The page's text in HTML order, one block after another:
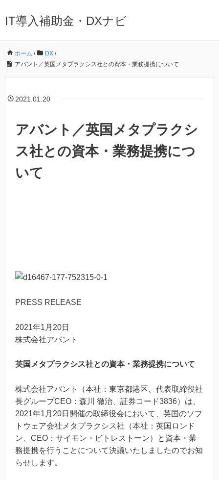
IT導入補助金・DXナビ
ホーム / DX /
アバント／英国メタプラクシス社との資本・業務提携について
2021.01.20
アバント／英国メタプラクシ
ス社との資本・業務提携につ
いて
PRESS RELEASE
2021年1月20日
株式会社アバント
英国メタプラクシス社との資本・業務提携について
株式会社アバント（本社：東京都港区、代表取締役社
長グループCEO：森川 徹治、証券コード3836）は、
2021年1月20日開催の取締役会において、英国のソフ
トウェア会社メタプラクシス社（本社：英国ロンド
ン、CEO：サイモン・ビトレストーン）と資本・業
務提携を行うことについて決議いたしましたのでお知
らせします。